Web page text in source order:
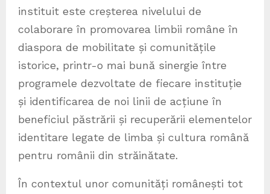
instituit este creșterea nivelului de
colaborare în promovarea limbii române în
diaspora de mobilitate și comunitățile
istorice, printr-o mai bună sinergie între
programele dezvoltate de fiecare instituție
și identificarea de noi linii de acțiune în
beneficiul păstrării și recuperării elementelor
identitare legate de limba și cultura română
pentru românii din străinătate.
În contextul unor comunități românești tot